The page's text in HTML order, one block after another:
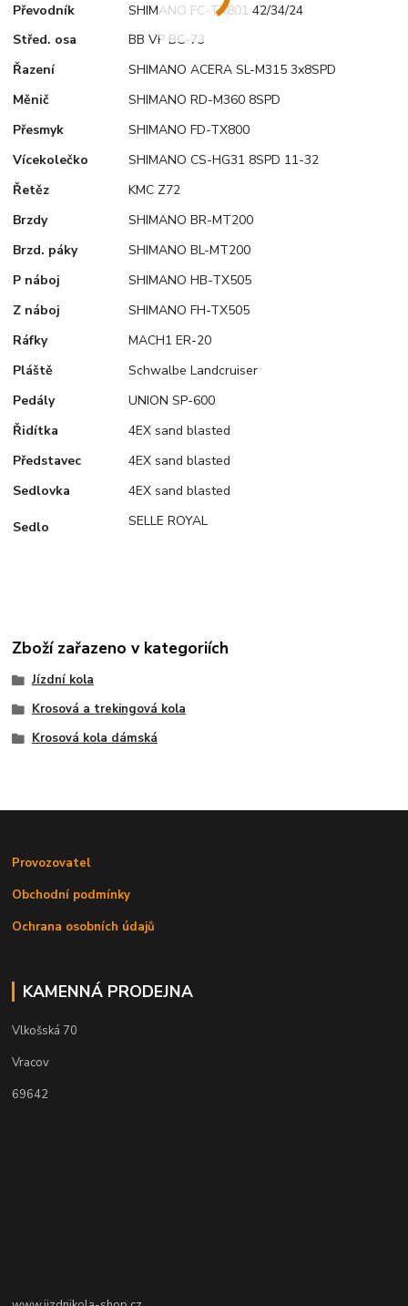
Převodník
SHIMANO FC-TX801 42/34/24
Střed. osa
BB VP BC-73
Řazení
SHIMANO ACERA SL-M315 3x8SPD
Měnič
SHIMANO RD-M360 8SPD
Přesmyk
SHIMANO FD-TX800
Vícekolečko
SHIMANO CS-HG31 8SPD 11-32
Řetěz
KMC Z72
Brzdy
SHIMANO BR-MT200
Brzd. páky
SHIMANO BL-MT200
P náboj
SHIMANO HB-TX505
Z náboj
SHIMANO FH-TX505
Ráfky
MACH1 ER-20
Pláště
Schwalbe Landcruiser
Pedály
UNION SP-600
Řidítka
4EX sand blasted
Představec
4EX sand blasted
Sedlovka
4EX sand blasted
Sedlo SELLE ROYAL
Zboží zařazeno v kategoriích
Jízdní kola
Krosová a trekingová kola
Krosová kola dámská
Provozovatel
Obchodní podmínky
Ochrana osobních údajů
KAMENNÁ PRODEJNA
Vlkošská 70
Vracov
69642